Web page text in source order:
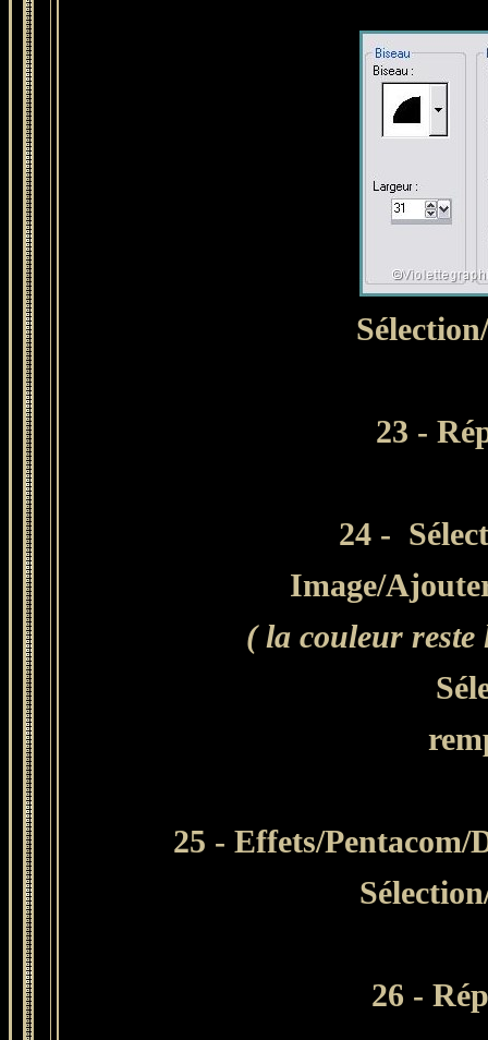
23 -
24 -
Image/
( la couleur reste
25 - Effets/Pentacom/
26 -